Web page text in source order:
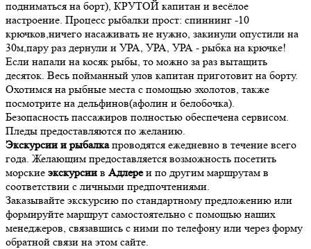
подниматься на борт), КРУТОЙ капитан и весёлое
настроение. Процесс рыбалки прост: спиннинг -10
крючков,ничего насаживать не нужно, закинули опустили на
30м,пару раз дернули и УРА, УРА, УРА - рыбка на крючке!
Если напали на косяк рыбы, то можно за раз вытащить
десяток. Весь пойманный улов капитан приготовит на борту.
Охотимся на рыбные места с помощью эхолотов, также
посмотрите на дельфинов(афолин и белобочка).
Безопасность пассажиров полностью обеспечена сервисом.
Пледы предоставляются по желанию.
Экскурсии и рыбалкапроводятся ежедневно в течение всего
года. Желающим предоставляется возможность посетить
морские экскурсии в Адлереи по другим маршрутам в
соответствии с личными предпочтениями.
Заказывайте экскурсию по стандартному предложению или
формируйте маршрут самостоятельно с помощью наших
менеджеров, связавшись с ними по телефону или через форму
обратной связи на этом сайте.